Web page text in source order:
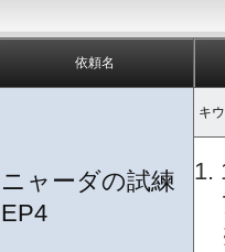
依頼名
ニャーダの試練
EP4
キ